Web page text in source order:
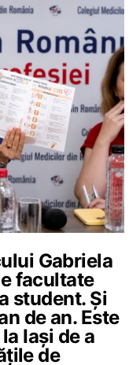
Gabriela
facultate
student. Și
de an. Este
Iași de a
de